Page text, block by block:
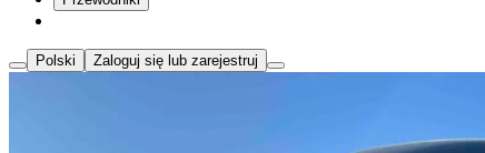
Polski Zaloguj się lub zarejestruj